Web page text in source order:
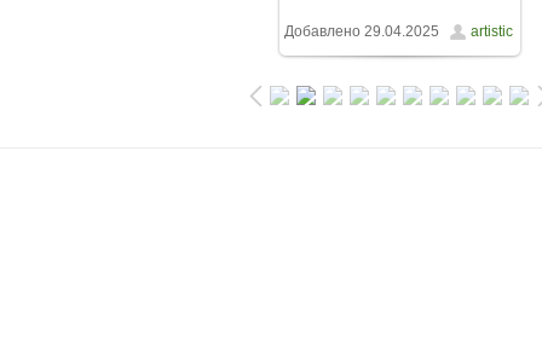
Добавлено 29.04.2025 artistic